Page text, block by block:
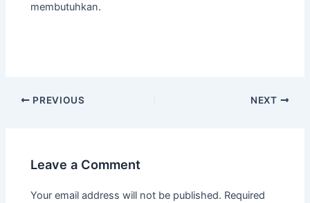
membutuhkan.
PREVIOUS NEXT
Leave a Comment
Your email address will not be published. Required